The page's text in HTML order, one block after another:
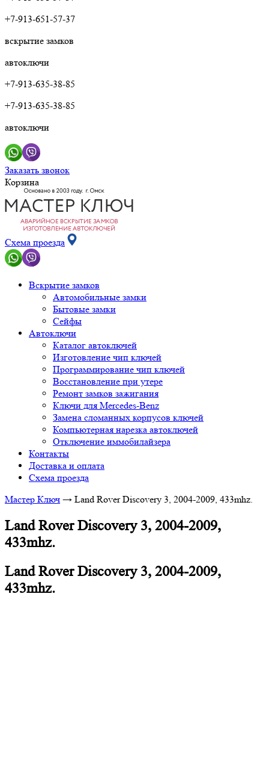
+7-913-651-57-37
+7-913-635-38-85
+7-913-635-38-85
Заказать звонок
Корзина
Схема проезда
Вскрытие замков
Автомобильные замки
Бытовые замки
Сейфы
Автоключи
Каталог автоключей
Изготовление чип ключей
Программирование чип ключей
Восстановление при утере
Ремонт замков зажигания
Ключи для Mercedes-Benz
Замена сломанных корпусов ключей
Компьютерная нарезка автоключей
Отключение иммобилайзера
Контакты
Доставка и оплата
Схема проезда
Мастер Ключ
Land Rover Discovery 3, 2004-2009, 433mhz.
Land Rover Discovery 3, 2004-2009,
433mhz.
Land Rover Discovery 3, 2004-2009,
433mhz.